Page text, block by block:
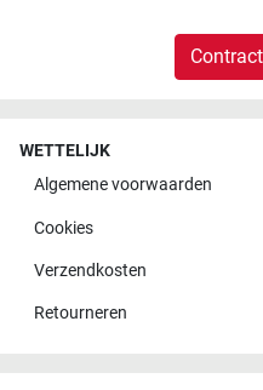
WETTELIJK
Algemene voorwaarden
Cookies
Verzendkosten
Retourneren